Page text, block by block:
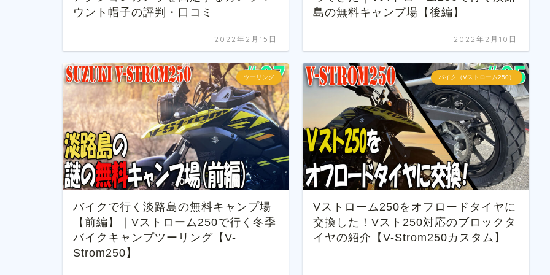
ウント帽子の評判・口コミ
2022年2月15日
島の無料キャンプ場【後編】
2022年2月10日
ツーリング
バイクで行く淡路島の無料キャンプ場
【前編】｜Vストローム250で行く冬季
バイクキャンプツーリング【V-
Strom250】
バイク（Vストローム250）
Vストローム250をオフロードタイヤに
交換した！Vスト250対応のブロックタ
イヤの紹介【V-Strom250カスタム】